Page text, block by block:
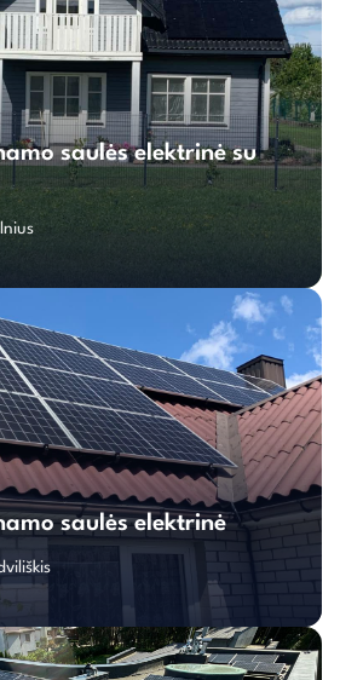
Individualaus
namo
saulės
kaupikliais
saulės elektrinė su
Individualaus
namo
saulės
saulės elektrinė